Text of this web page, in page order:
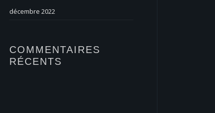
décembre 2022
COMMENTAIRES
RÉCENTS